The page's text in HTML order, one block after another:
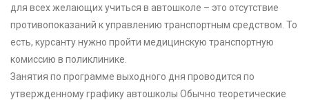
для всех желающих учиться в автошколе – это отсутствие
противопоказаний к управлению транспортным средством. То
есть, курсанту нужно пройти медицинскую транспортную
комиссию в поликлинике.
Занятия по программе выходного дня проводится по
утвержденному графику автошколы Обычно теоретические